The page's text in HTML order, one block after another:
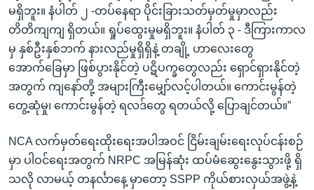
မရှိဘူး။ နံပါတ် ၂ -တပ်နေရာ ပိုင်းခြားသတ်မှတ်မှုမှာလည်း
တိတိကျကျ ရှိတယ်။ ရှုပ်ထွေးမှုမရှိဘူး။ နံပါတ် ၃ - ဒီကြားကာလ
မှ နှစ်ဦးနှစ်ဘက် နားလည်မှုရှိရှိနဲ့ တချို့ ဟာလေးတွေ
အောက်ခြေမှာ ဖြစ်ပွားနိုင်တဲ့ ပဋိပက္ခတွေလည်း ရှောင်ရှားနိုင်တဲ့
အတွက် ကျနော်တို့ အများကြီးမျှော်လင့်ပါတယ်။ ကောင်းမွန်တဲ့
တွေ့ဆုံမှု၊ ကောင်းမွန်တဲ့ ရလဒ်တွေ ရတယ်လို့ ပြောချင်တယ်။”
NCA လက်မှတ်ရေးထိုးရေးအပါအဝင် ငြိမ်းချမ်းရေးလုပ်ငန်းစဉ်
မှာ ပါဝင်ရေးအတွက် NRPC အမြန်ဆုံး ထပ်မံဆွေးနွေးသွားဖို့ ရှိ
သလို လာမယ့် တနင်္လာနေ့ မှာတော့ SSPP ကိုယ်စားလှယ်အဖွဲ့နဲ့